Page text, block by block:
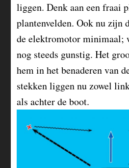
liggen. Denk aan een fraai
plantenvelden. Ook nu zijn
de elektromotor minimaal;
nog steeds gunstig. Het
hem in het benaderen van
stekken liggen nu zowel
als achter de boot.